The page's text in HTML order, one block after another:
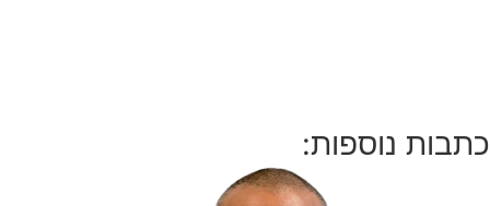
כתבות נוספות: